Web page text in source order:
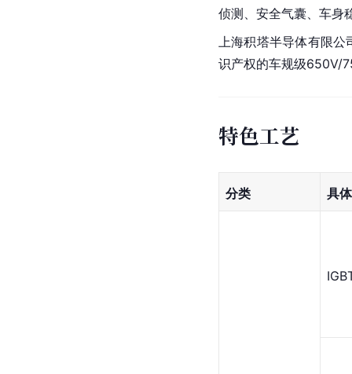
侦测、安全气囊、车身
上海积塔半导体有限公
识产权的车规级650V/
特色工艺
分类 具